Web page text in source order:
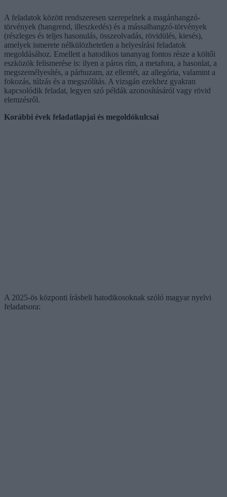
A feladatok között rendszeresen szerepelnek a magánhangzó-
törvények (hangrend, illeszkedés) és a mássalhangzó-törvények
(részleges és teljes hasonulás, összeolvadás, rövidülés, kiesés),
amelyek ismerete nélkülözhetetlen a helyesírási feladatok
megoldásához. Emellett a hatodikos tananyag fontos része a költői
eszközök felismerése is: ilyen a páros rím, a metafora, a hasonlat, a
megszemélyesítés, a párhuzam, az ellentét, az allegória, valamint a
fokozás, túlzás és a megszólítás. A vizsgán ezekhez gyakran
kapcsolódik feladat, legyen szó példák azonosításáról vagy rövid
elemzésről.
Korábbi évek feladatlapjai és megoldókulcsai
A 2025-ös központi írásbeli hatodikosoknak szóló magyar nyelvi
feladatsora: